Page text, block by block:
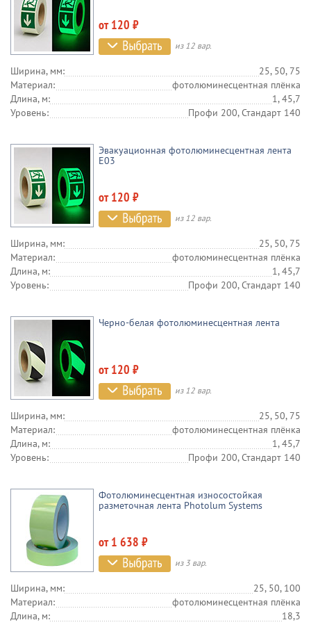
от 120 ₽
из 12 вар.
Ширина, мм:
25, 50, 75
Материал:
фотолюминесцентная плёнка
Длина, м:
1, 45,7
Уровень:
Профи 200, Стандарт 140
Эвакуационная фотолюминесцентная лента
E03
от 120 ₽
из 12 вар.
Ширина, мм:
25, 50, 75
Материал:
фотолюминесцентная плёнка
Длина, м:
1, 45,7
Уровень:
Профи 200, Стандарт 140
Черно-белая фотолюминесцентная лента
от 120 ₽
из 12 вар.
Ширина, мм:
25, 50, 75
Материал:
фотолюминесцентная плёнка
Длина, м:
1, 45,7
Уровень:
Профи 200, Стандарт 140
Фотолюминесцентная износостойкая
разметочная лента Photolum Systems
от 1 638 ₽
из 3 вар.
Ширина, мм:
25, 50, 100
Материал:
фотолюминесцентная плёнка
Длина, м:
18,3